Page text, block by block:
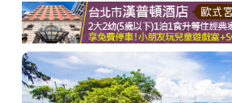
商家合作
推薦景點